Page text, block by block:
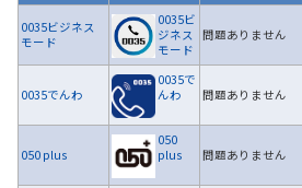
履歴・お気に入り
お知らせ
NTTドコモビジネスのお客さ
まはこちら
0035ビジネス
モード
0035ビ
ジネス
モード
問題ありません
0035でんわ
0035で
んわ
問題ありません
050 plus
050
plus
問題ありません